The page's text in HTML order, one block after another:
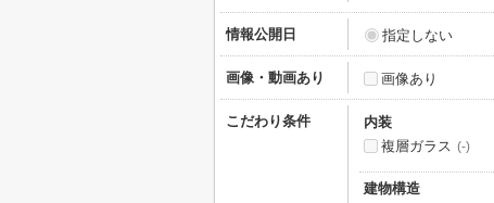
情報公開日 指定しない
画像・動画あり 画像あり
こだわり条件
内装
複層ガラス (-)
建物構造